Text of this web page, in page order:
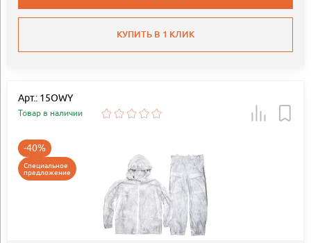
КУПИТЬ В 1 КЛИК
Арт.: 15OWY
Товар в наличии
-40%
Специальное
предложение